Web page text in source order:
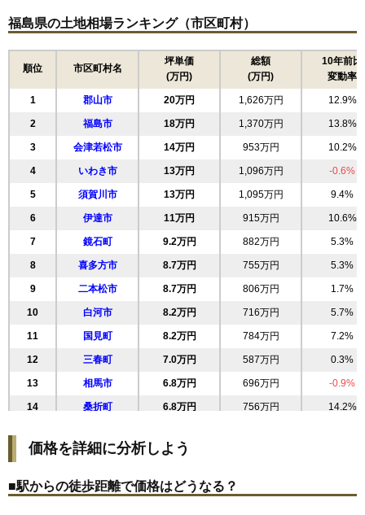
福島県の土地相場ランキング（市区町村）
順位 市区町村名
坪単価
(万円)
総額
(万円)
10年前比
変動率
1 郡山市 20万円 1,626万円 12.9%
2 福島市 18万円 1,370万円 13.8%
3 会津若松市 14万円 953万円 10.2%
4 いわき市 13万円 1,096万円 -0.6%
5 須賀川市 13万円 1,095万円 9.4%
6 伊達市 11万円 915万円 10.6%
7 鏡石町 9.2万円 882万円 5.3%
8 喜多方市 8.7万円 755万円 5.3%
9 二本松市 8.7万円 806万円 1.7%
10 白河市 8.2万円 716万円 5.7%
11 国見町 8.2万円 784万円 7.2%
12 三春町 7.0万円 587万円 0.3%
13 相馬市 6.8万円 696万円 -0.9%
14 桑折町 6.8万円 756万円 14.2%
16 本宮市 6.4万円
17 矢吹町 5.8万円
価格を詳細に分析しよう
■駅からの徒歩距離で価格はどうなる？